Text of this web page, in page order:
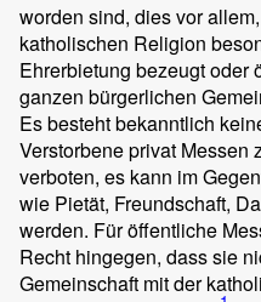
worden sind, dies vor
katholischen Religion
Ehrerbietung bezeugt oder
ganzen bürgerlichen
Es besteht bekanntlich
Verstorbene privat Messen
verboten, es kann im
wie Pietät, Freundschaft,
werden. Für öffentliche
Recht hingegen, dass sie
Gemeinschaft mit der